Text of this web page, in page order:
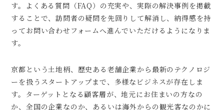
す。よくある質問（FAQ）の充実や、実際の解決事例を掲載
することで、訪問者の疑問を先回りして解消し、納得感を持
ってお問い合わせフォームへ進んでいただけるようになりま
す。
京都という土地柄、歴史ある老舗企業から最新のテクノロジ
ーを扱うスタートアップまで、多様なビジネスが存在しま
す。ターゲットとなる顧客層が、地元にお住まいの方なの
か、全国の企業なのか、あるいは海外からの観光客なのかに